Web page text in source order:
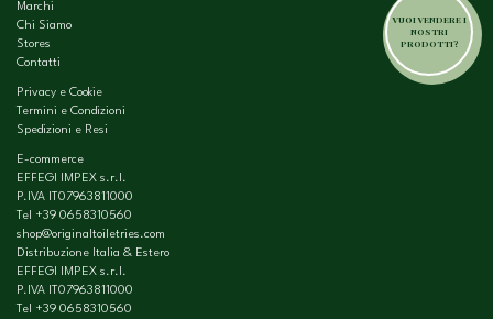
VUOI VENDERE I
NOSTRI
PRODOTTI?
Marchi
Chi Siamo
Stores
Contatti
Privacy e Cookie
Termini e Condizioni
Spedizioni e Resi
E-commerce
EFFEGI IMPEX s.r.l.
P.IVA IT07963811000
Tel +39 0658310560
shop@originaltoiletries.com
Distribuzione Italia & Estero
EFFEGI IMPEX s.r.l.
P.IVA IT07963811000
Tel +39 0658310560